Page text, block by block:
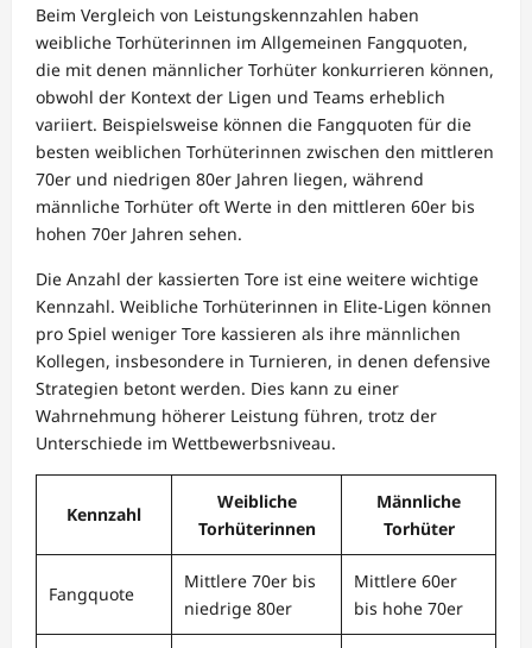
Beim Vergleich von Leistungskennzahlen haben
weibliche Torhüterinnen im Allgemeinen Fangquoten,
die mit denen männlicher Torhüter konkurrieren können,
obwohl der Kontext der Ligen und Teams erheblich
variiert. Beispielsweise können die Fangquoten für die
besten weiblichen Torhüterinnen zwischen den mittleren
70er und niedrigen 80er Jahren liegen, während
männliche Torhüter oft Werte in den mittleren 60er bis
hohen 70er Jahren sehen.
Die Anzahl der kassierten Tore ist eine weitere wichtige
Kennzahl. Weibliche Torhüterinnen in Elite-Ligen können
pro Spiel weniger Tore kassieren als ihre männlichen
Kollegen, insbesondere in Turnieren, in denen defensive
Strategien betont werden. Dies kann zu einer
Wahrnehmung höherer Leistung führen, trotz der
Unterschiede im Wettbewerbsniveau.
Kennzahl
Weibliche
Torhüterinnen
Männliche
Torhüter
Fangquote
Mittlere 70er bis
niedrige 80er
Mittlere 60er
bis hohe 70er